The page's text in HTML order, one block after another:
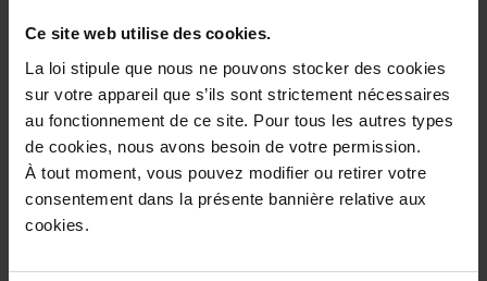
Ce site web utilise des cookies.
La loi stipule que nous ne pouvons stocker des cookies
sur votre appareil que s’ils sont strictement nécessaires
au fonctionnement de ce site. Pour tous les autres types
de cookies, nous avons besoin de votre permission.
À tout moment, vous pouvez modifier ou retirer votre
consentement dans la présente bannière relative aux
cookies.
Livraison gratuite à partir de 50€
Retour gratuit dans votre magasin
Description